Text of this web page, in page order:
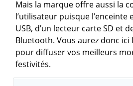
Mais la marque offre aussi la
l’utilisateur puisque l’enceinte
USB, d’un lecteur carte SD et
Bluetooth. Vous aurez donc ici
pour diffuser vos meilleurs
festivités.